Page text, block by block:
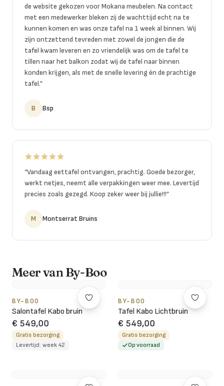
de website gekozen voor Mokana meubelen. Na contact
met een medewerker bleken zij de wachttijd echt na te
kunnen komen en was onze tafel na 1 week al binnen. Wij
zijn ontzettend tevreden met zowel de jongen die de
tafel kwam leveren en zo vriendelijk was om de tafel te
tillen naar het balkon zodat wij de tafel naar binnen
konden krijgen, als met de snelle levering én de prachtige
tafel.”
B Bsp
“Vandaag eettafel ontvangen, prachtig. Goede bezorger,
werkt netjes, neemt alle verpakkingen weer mee. Levertijd
precies zoals gezegd. Koop zeker weer bij jullie!!!”
M Montserrat Bruins
Meer van By-Boo
BY-BOO
Salontafel Kabo bruin
€ 549,00
Gratis bezorging
Levertijd: week 42
BY-BOO
Tafel Kabo Lichtbruin
€ 549,00
Gratis bezorging
Op voorraad